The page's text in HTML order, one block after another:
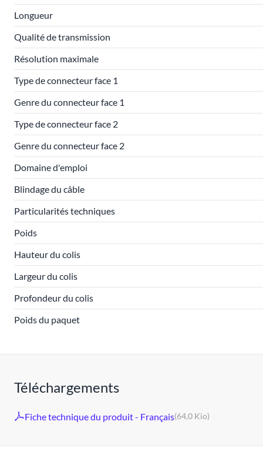
Longueur
Qualité de transmission
Résolution maximale
Type de connecteur face 1
Genre du connecteur face 1
Type de connecteur face 2
Genre du connecteur face 2
Domaine d'emploi
Blindage du câble
Particularités techniques
Poids
Hauteur du colis
Largeur du colis
Profondeur du colis
Poids du paquet
Téléchargements
Fiche technique du produit - Français(64,0 Kio)